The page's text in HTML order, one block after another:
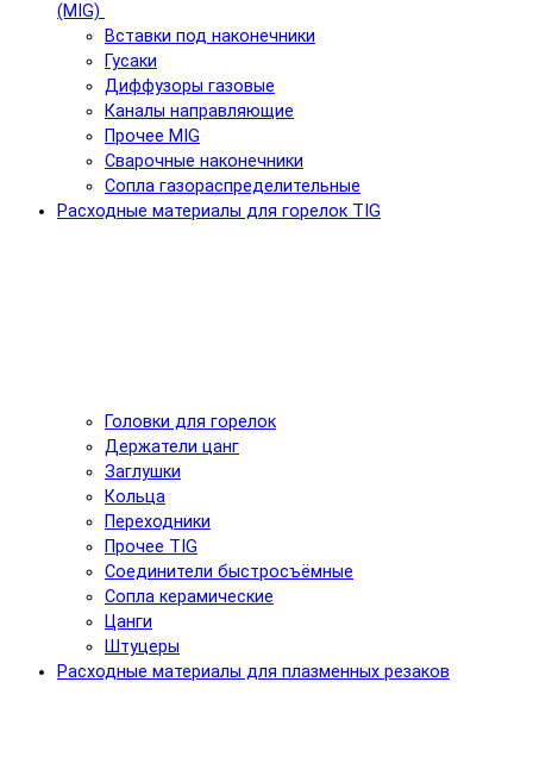
(MIG)
Вставки под наконечники
Гусаки
Диффузоры газовые
Каналы направляющие
Прочее MIG
Сварочные наконечники
Сопла газораспределительные
Расходные материалы для горелок TIG
Головки для горелок
Держатели цанг
Заглушки
Кольца
Переходники
Прочее TIG
Соединители быстросъёмные
Сопла керамические
Цанги
Штуцеры
Расходные материалы для плазменных резаков